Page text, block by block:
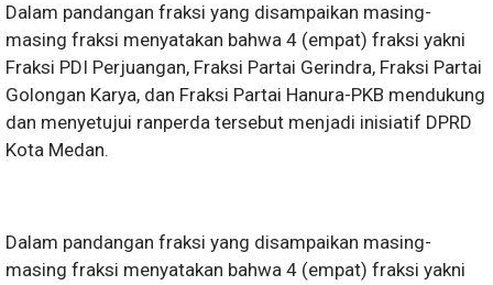
Dalam pandangan fraksi yang disampaikan masing-
masing fraksi menyatakan bahwa 4 (empat) fraksi yakni
Fraksi PDI Perjuangan, Fraksi Partai Gerindra, Fraksi Partai
Golongan Karya, dan Fraksi Partai Hanura-PKB mendukung
dan menyetujui ranperda tersebut menjadi inisiatif DPRD
Kota Medan.
Dalam pandangan fraksi yang disampaikan masing-
masing fraksi menyatakan bahwa 4 (empat) fraksi yakni